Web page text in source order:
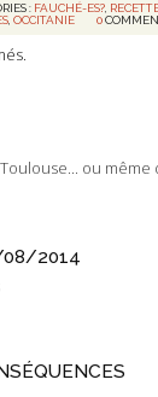
: FAUCHÉ-ES?,
,OCCITANIE 0
ou même
08/2014